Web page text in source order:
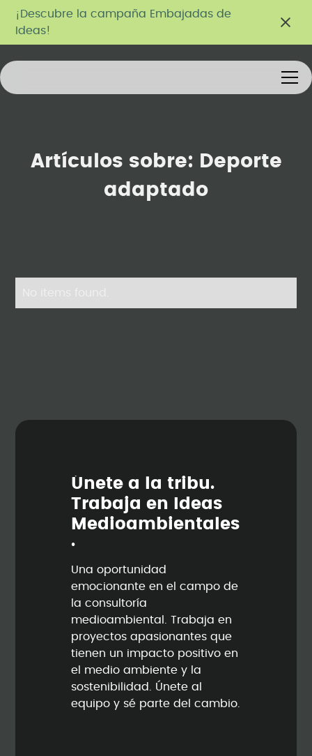
¡Descubre la campaña Embajadas de
Ideas!
Artículos sobre:
Deporte
adaptado
Únete a la tribu.
Trabaja en Ideas
Medioambienta les
.
Una oportunidad
emocionante en el campo de
la consultoría
medioambiental. Trabaja en
proyectos apasionantes que
tienen un impacto positivo en
el medio ambiente y la
sostenibilidad. Únete al
equipo y sé parte del cambio.